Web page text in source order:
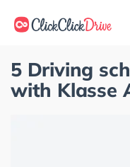
5 Driving
with Klasse